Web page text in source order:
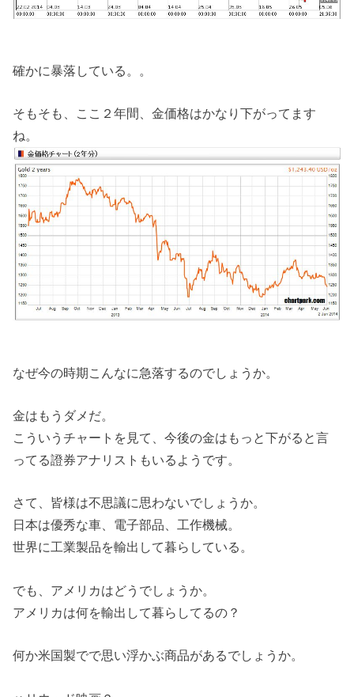
確かに暴落している。。
そもそも、ここ２年間、金価格はかなり下がってます
ね。
なぜ今の時期こんなに急落するのでしょうか。
金はもうダメだ。
こういうチャートを見て、今後の金はもっと下がると言
ってる證券アナリストもいるようです。
さて、皆様は不思議に思わないでしょうか。
日本は優秀な車、電子部品、工作機械。
世界に工業製品を輸出して暮らしている。
でも、アメリカはどうでしょうか。
アメリカは何を輸出して暮らしてるの？
何か米国製でで思い浮かぶ商品があるでしょうか。